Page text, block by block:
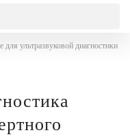
ультразвуковой диагностики